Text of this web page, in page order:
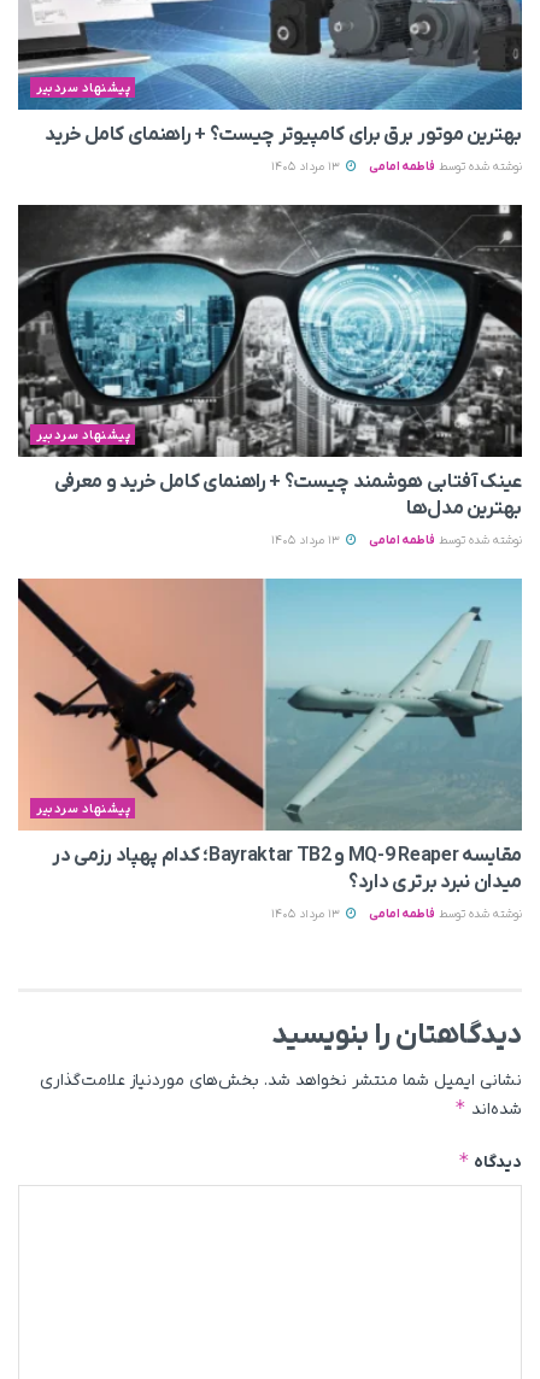
پیشنهاد سردبیر
بهترین موتور برق برای کامپیوتر چیست؟ + راهنمای کامل خرید
نوشته شده توسط فاطمه امامی
پیشنهاد سردبیر
عینک آفتابی هوشمند چیست؟ + راهنمای کامل خرید و معرفی
بهترین مدل‌ها
نوشته شده توسط فاطمه امامی
پیشنهاد سردبیر
مقایسه MQ-9 Reaper و Bayraktar TB2؛ کدام پهپاد رزمی در
میدان نبرد برتری دارد؟
نوشته شده توسط فاطمه امامی
دیدگاهتان را بنویسید
نشانی ایمیل شما منتشر نخواهد شد. بخش‌های موردنیاز علامت‌گذاری
شده‌اند *
دیدگاه *